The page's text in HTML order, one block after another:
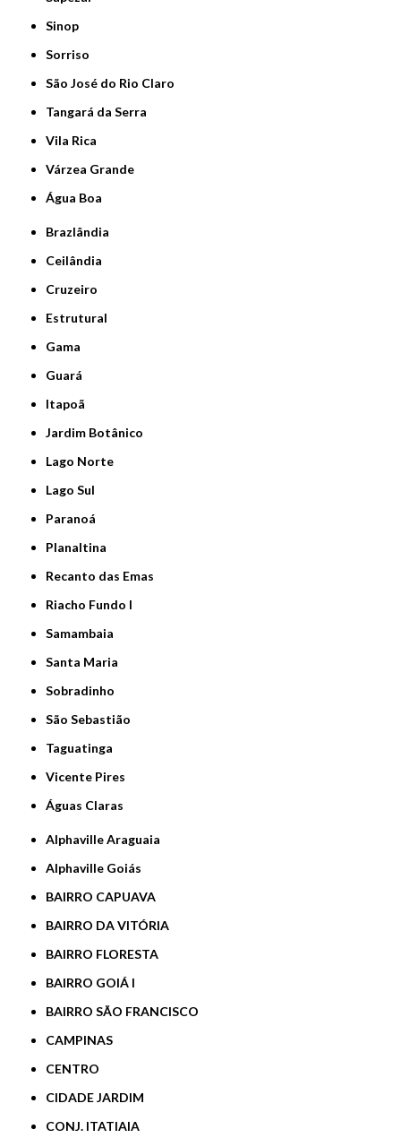
Sinop
Sorriso
São José do Rio Claro
Tangará da Serra
Vila Rica
Várzea Grande
Água Boa
Brazlândia
Ceilândia
Cruzeiro
Estrutural
Gama
Guará
Itapoã
Jardim Botânico
Lago Norte
Lago Sul
Paranoá
Planaltina
Recanto das Emas
Riacho Fundo I
Samambaia
Santa Maria
Sobradinho
São Sebastião
Taguatinga
Vicente Pires
Águas Claras
Alphaville Araguaia
Alphaville Goiás
BAIRRO CAPUAVA
BAIRRO DA VITÓRIA
BAIRRO FLORESTA
BAIRRO GOIÁ I
BAIRRO SÃO FRANCISCO
CAMPINAS
CENTRO
CIDADE JARDIM
CONJ. ITATIAIA